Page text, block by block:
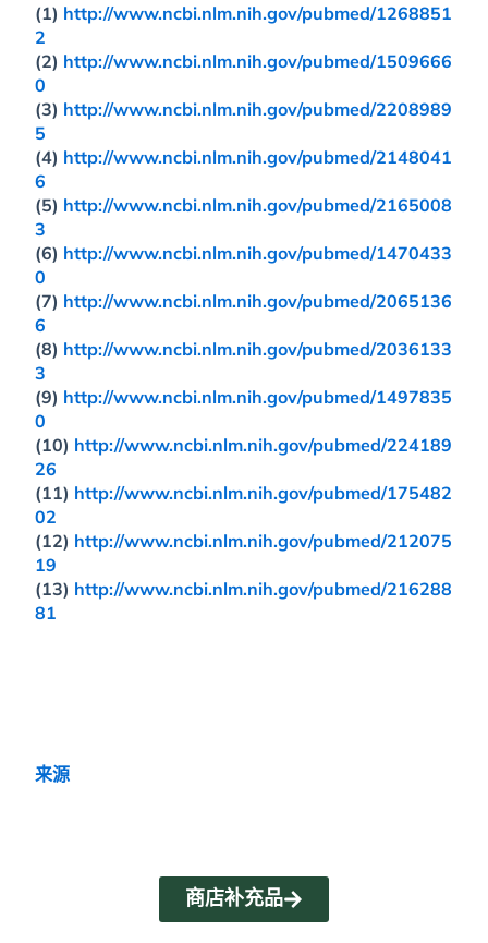
(1) http://www.ncbi.nlm.nih.gov/pubmed/1268851
2
(2) http://www.ncbi.nlm.nih.gov/pubmed/1509666
0
(3) http://www.ncbi.nlm.nih.gov/pubmed/2208989
5
(4) http://www.ncbi.nlm.nih.gov/pubmed/2148041
6
(5) http://www.ncbi.nlm.nih.gov/pubmed/2165008
3
(6) http://www.ncbi.nlm.nih.gov/pubmed/1470433
0
(7) http://www.ncbi.nlm.nih.gov/pubmed/2065136
6
(8) http://www.ncbi.nlm.nih.gov/pubmed/2036133
3
(9) http://www.ncbi.nlm.nih.gov/pubmed/1497835
0
(10) http://www.ncbi.nlm.nih.gov/pubmed/224189
26
(11) http://www.ncbi.nlm.nih.gov/pubmed/175482
02
(12) http://www.ncbi.nlm.nih.gov/pubmed/212075
19
(13) http://www.ncbi.nlm.nih.gov/pubmed/216288
81
来源
商店补充品